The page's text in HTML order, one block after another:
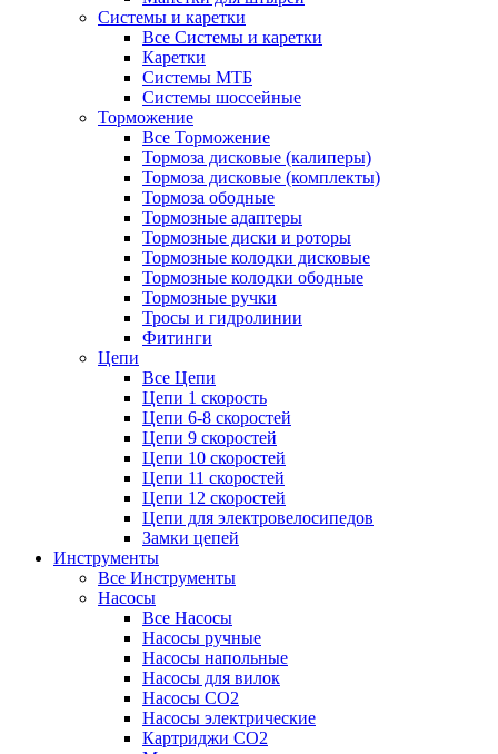
Системы и каретки
Все Системы и каретки
Каретки
Системы МТБ
Системы шоссейные
Торможение
Все Торможение
Тормоза дисковые (калиперы)
Тормоза дисковые (комплекты)
Тормоза ободные
Тормозные адаптеры
Тормозные диски и роторы
Тормозные колодки дисковые
Тормозные колодки ободные
Тормозные ручки
Тросы и гидролинии
Фитинги
Цепи
Все Цепи
Цепи 1 скорость
Цепи 6-8 скоростей
Цепи 9 скоростей
Цепи 10 скоростей
Цепи 11 скоростей
Цепи 12 скоростей
Цепи для электровелосипедов
Замки цепей
Инструменты
Все Инструменты
Насосы
Все Насосы
Насосы ручные
Насосы напольные
Насосы для вилок
Насосы CO2
Насосы электрические
Картриджи CO2